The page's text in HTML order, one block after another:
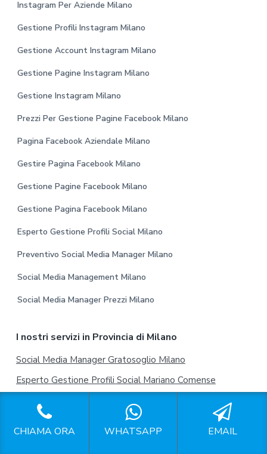
Instagram Per Aziende Milano
Gestione Profili Instagram Milano
Gestione Account Instagram Milano
Gestione Pagine Instagram Milano
Gestione Instagram Milano
Prezzi Per Gestione Pagine Facebook Milano
Pagina Facebook Aziendale Milano
Gestire Pagina Facebook Milano
Gestione Pagine Facebook Milano
Gestione Pagina Facebook Milano
Esperto Gestione Profili Social Milano
Preventivo Social Media Manager Milano
Social Media Management Milano
Social Media Manager Prezzi Milano
I nostri servizi in Provincia di Milano
Social Media Manager Gratosoglio Milano
Esperto Gestione Profili Social Mariano Comense
Social Media Manager Trezzo sull’Adda
Gestione Profili Instagram Arese
CHIAMA ORA WHATSAPP EMAIL